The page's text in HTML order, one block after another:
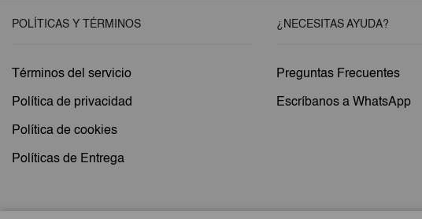
POLÍTICAS Y TÉRMINOS
Términos del servicio
Política de privacidad
Política de cookies
Políticas de Entrega
¿NECESITAS AYUDA?
Preguntas Frecuentes
Escríbanos a WhatsApp